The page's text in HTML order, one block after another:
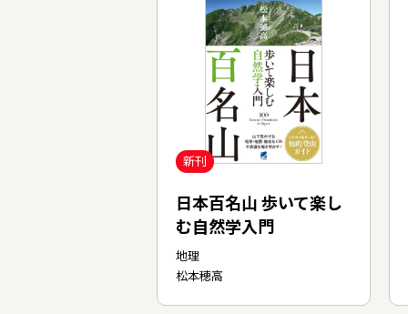
新刊
日本百名山 歩いて楽し
む自然学入門
地理
松本穂高